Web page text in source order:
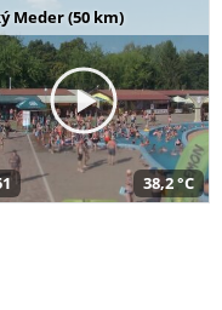
Meder (50 km)
38,2 °C